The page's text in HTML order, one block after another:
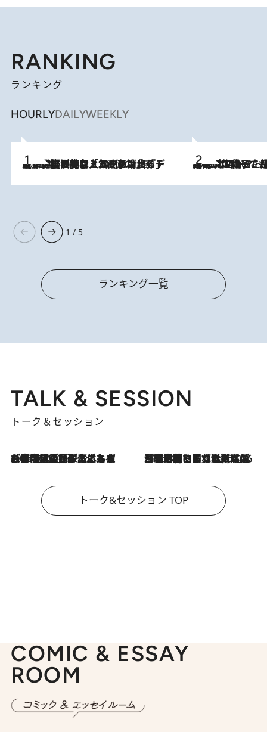
RANKING
ランキング
HOURLYDAILYWEEKLY
2026.8.5
【なぜ吉沢亮は「気配を消せる」のか？】興行収入208億の『国宝』を経て挑むミュージカル『ディア・エヴァン・ハンセン』。トップ俳優が舞台上でさらけ出した“孤独”とは 2026.8.5
【阿川佐和子さんの年とる力】なぜ70代で始めた趣味は“こんなに楽しい”のか？ ピアノ、俳句…スランプに陥っても続けられる“ある秘訣”とは
1 / 5
ランキング一覧
TALK & SESSION
トーク＆セッション
2026.8.3
「今後値上げがあるとすれば…」「リスクがあるのは今年の冬」エネルギー専門家が語る、ホルムズ海峡封鎖が家庭にもたらす“ある心配” 2026.8.3
「住宅建てられない…」「サーチャージ料の高値が続いている」ホルムズ海峡封鎖による影響はいつまで続く？《エネルギー専門家に聞く“どうなる日本の暮らし”》
トーク&セッション TOP
COMIC & ESSAY
ROOM